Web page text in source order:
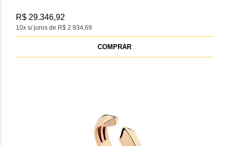
10x s/ juros de R$ 2.934,69
R$ 29.346,92
COMPRAR